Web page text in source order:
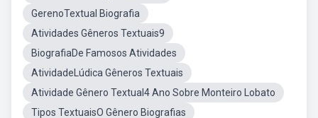
GerenoTextual Biografia
Atividades Gêneros Textuais9
BiografiaDe Famosos Atividades
AtividadeLúdica Gêneros Textuais
Atividade Gênero Textual4 Ano Sobre Monteiro Lobato
Tipos TextuaisO Gênero Biografias